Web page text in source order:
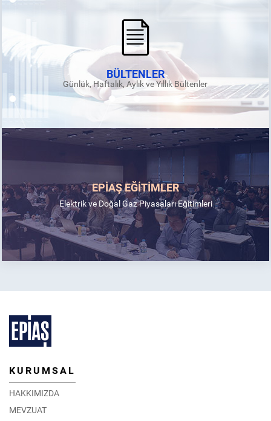
BÜLTENLER
Günlük, Haftalık, Aylık ve Yıllık Bültenler
EPİAŞ EĞİTİMLER
Elektrik ve Doğal Gaz Piyasaları Eğitimleri
KURUMSAL
HAKKIMIZDA
MEVZUAT